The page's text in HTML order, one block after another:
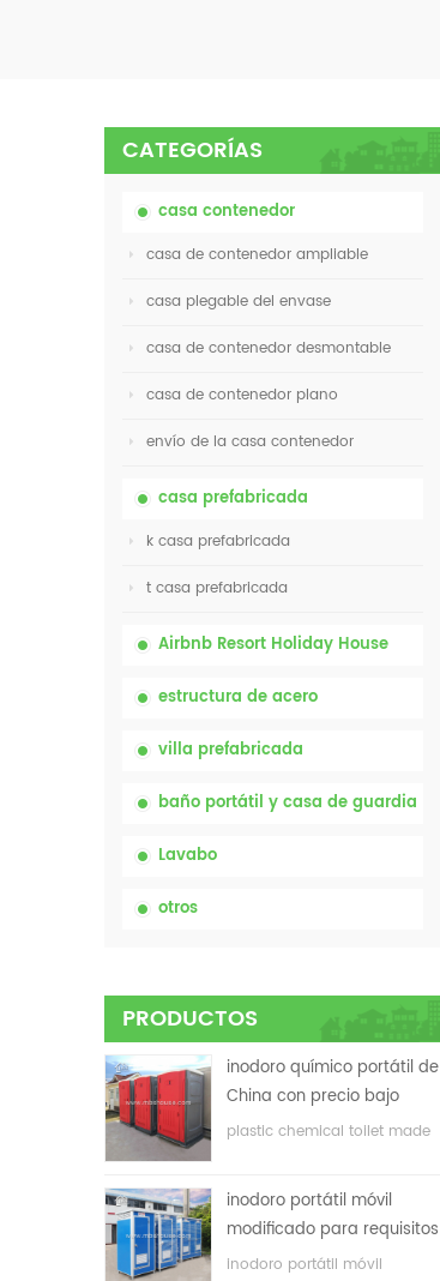
CATEGORÍAS
casa contenedor
casa de contenedor ampliable
casa plegable del envase
casa de contenedor desmontable
casa de contenedor plano
envío de la casa contenedor
casa prefabricada
k casa prefabricada
t casa prefabricada
Airbnb Resort Holiday House
estructura de acero
villa prefabricada
baño portátil y casa de guardia
Lavabo
otros
PRODUCTOS
inodoro químico portátil de
China con precio bajo
plastic chemical toilet made
inodoro portátil móvil
modificado para requisitos
particulares barato de
inodoro portátil móvil